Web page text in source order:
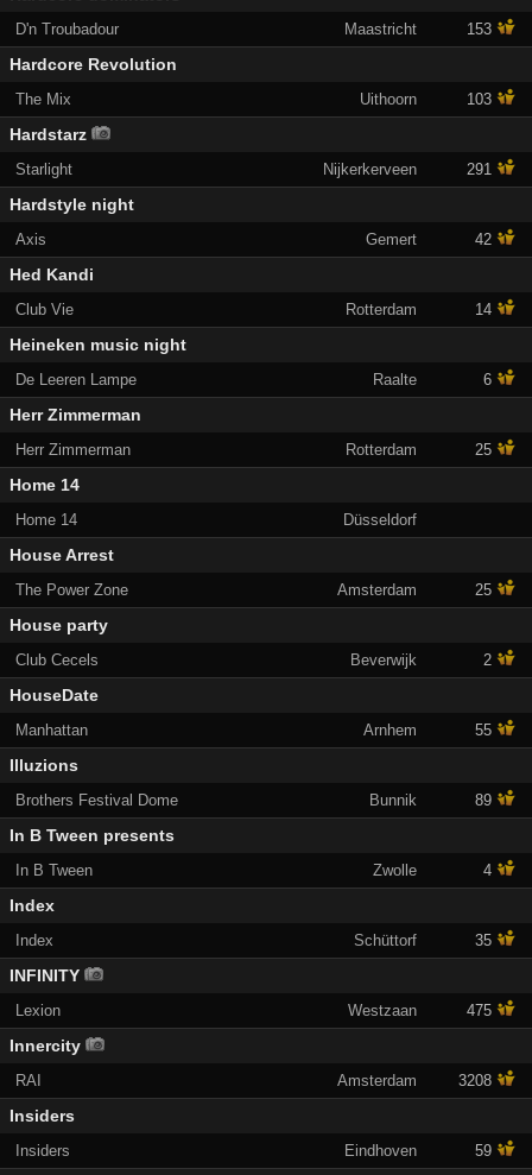
D'n Troubadour Maastricht 153
Hardcore Revolution
The Mix Uithoorn 103
Hardstarz
Starlight Nijkerkerveen 291
Hardstyle night
Axis Gemert 42
Hed Kandi
Club Vie Rotterdam 14
Heineken music night
De Leeren Lampe Raalte 6
Herr Zimmerman
Herr Zimmerman Rotterdam 25
Home 14
Home 14 Düsseldorf
House Arrest
The Power Zone Amsterdam 25
House party
Club Cecels Beverwijk 2
HouseDate
Manhattan Arnhem 55
Illuzions
Brothers Festival Dome Bunnik 89
In B Tween presents
In B Tween Zwolle 4
Index
Index Schüttorf 35
INFINITY
Lexion Westzaan 475
Innercity
RAI Amsterdam 3208
Insiders
Insiders Eindhoven 59